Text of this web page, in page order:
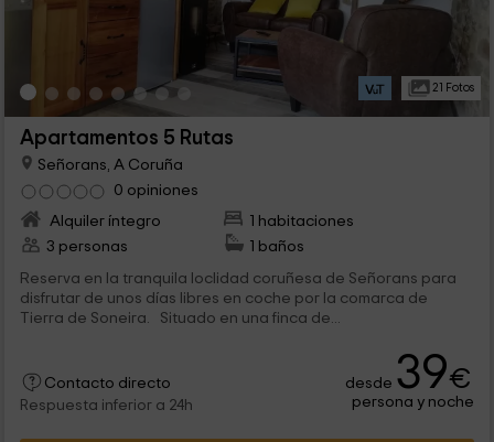
21 Fotos
Apartamentos 5 Rutas
Señorans, A Coruña
0 opiniones
Alquiler íntegro
1 habitaciones
3 personas
1 baños
Reserva en la tranquila loclidad coruñesa de Señorans para
disfrutar de unos días libres en coche por la comarca de
Tierra de Soneira. Situado en una finca de...
Contacto directo
Respuesta inferior a 24h
desde 39€
persona y noche